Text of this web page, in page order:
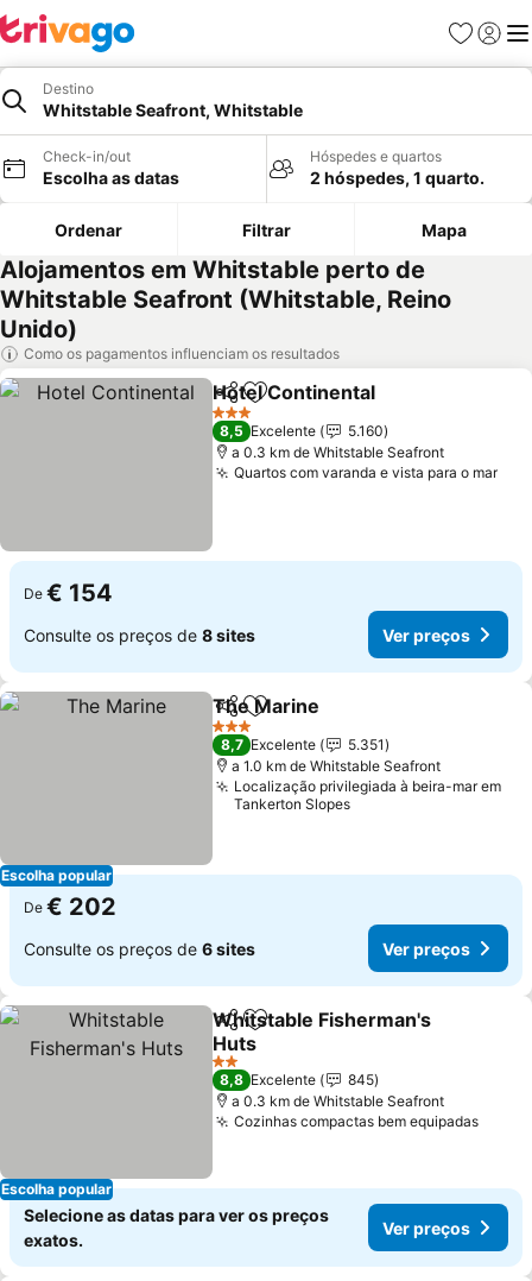
Favoritos
Iniciar
Destino
Whitstable Seafront, Whitstable
Check-in/out
Escolha as datas
Hóspedes e quartos
2 hóspedes, 1 quarto.
Ordenar Filtrar Mapa
Alojamentos em Whitstable perto de
Whitstable Seafront (Whitstable, Reino
Unido)
Como os pagamentos influenciam os resultados
PartilharAdicionar aos favoritos
Hotel Continental
3 Estrelas
8,5 Excelente
5.160
a 0.3 km de Whitstable Seafront
Quartos com varanda e vista para o mar
De € 154
Consulte os preços de 8 sites Ver preços
Escolha popular
PartilharAdicionar aos favoritos
The Marine
3 Estrelas
8,7 Excelente
5.351
a 1.0 km de Whitstable Seafront
Localização privilegiada à beira-mar em
Tankerton Slopes
De € 202
Consulte os preços de 6 sites Ver preços
Escolha popular
PartilharAdicionar aos favoritos
Whitstable Fisherman's
Huts
Ver preços
2 Estrelas
8,8 Excelente
845
a 0.3 km de Whitstable Seafront
Cozinhas compactas bem equipadasVer
Selecione as datas para ver os preços
exatos.
Ver preços